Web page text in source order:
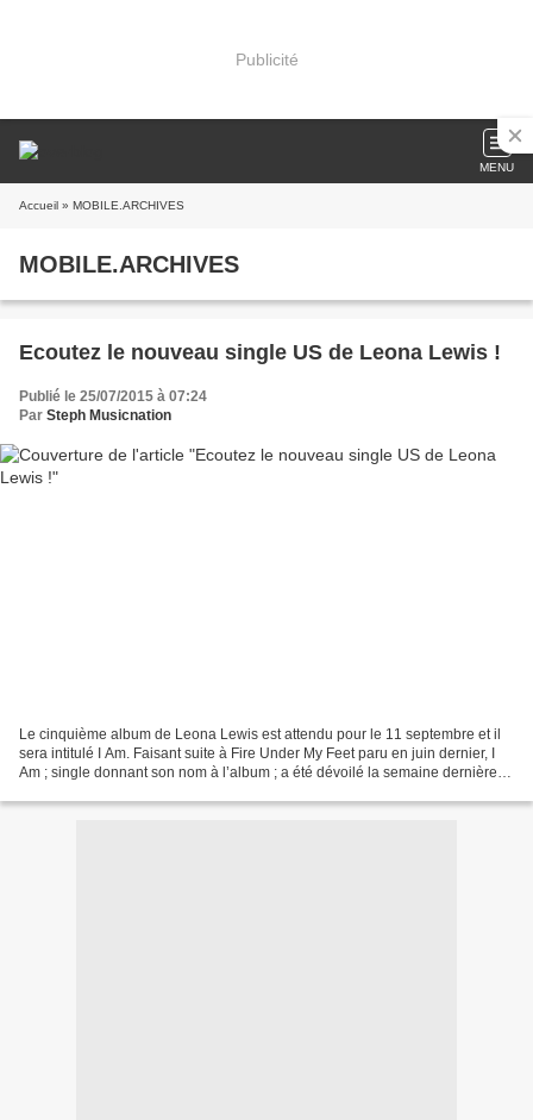
Publicité
MENU
Accueil » MOBILE.ARCHIVES
MOBILE.ARCHIVES
Ecoutez le nouveau single US de Leona Lewis !
Publié le 25/07/2015 à 07:24
Par Steph Musicnation
Le cinquième album de Leona Lewis est attendu pour le 11 septembre et il
sera intitulé I Am. Faisant suite à Fire Under My Feet paru en juin dernier, I
Am ; single donnant son nom à l’album ; a été dévoilé la semaine dernière